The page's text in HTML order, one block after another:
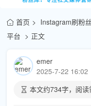
首页
Instagram刷粉
平台
正文
emer
2025-7-22 16:02
本文约734字，阅读